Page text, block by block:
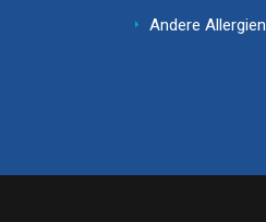
Andere Allergien